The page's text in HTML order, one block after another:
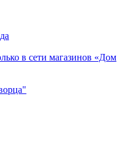
в сети магазинов «Дом